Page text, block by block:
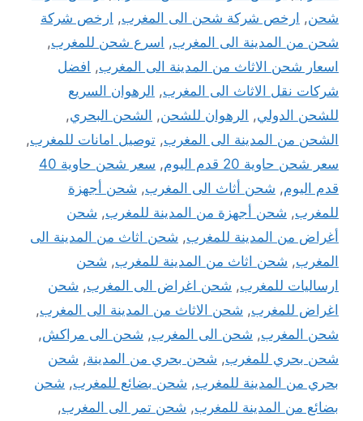
شحن, ارخص شركة شحن الى المغرب, ارخص شركة
شحن من المدينة الى المغرب, اسرع شحن للمغرب,
اسعار شحن الاثاث من المدينة الى المغرب, افضل
شركات نقل الاثاث الى المغرب, الرهوان السريع
للشحن الدولي, الرهوان للشحن, الشحن البحري,
الشحن من المدينة الى المغرب, توصيل امانات للمغرب,
سعر شحن حاوية 20 قدم اليوم
,
سعر شحن حاوية 40
قدم اليوم, شحن أثاث الى المغرب, شحن أجهزة
للمغرب, شحن أجهزة من المدينة للمغرب, شحن
أغراض من المدينة للمغرب, شحن اثاث من المدينة الى
المغرب, شحن اثاث من المدينة للمغرب, شحن
ارساليات للمغرب, شحن اغراض الى المغرب, شحن
اغراض للمغرب, شحن الاثاث من المدينة الى المغرب,
شحن المغرب, شحن الى المغرب, شحن الى مراكش,
شحن بحري للمغرب, شحن بحري من المدينة, شحن
بحري من المدينة للمغرب, شحن بضائع للمغرب, شحن
بضائع من المدينة للمغرب, شحن تمر الى المغرب,